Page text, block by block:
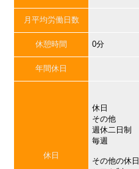
月平均労働日数
休憩時間 0分
年間休日
休日
休日
その他
週休二日制
毎週
その他の休日